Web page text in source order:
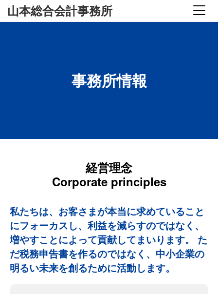
山本総合会計事務所
事務所情報
経営理念
Corporate principles
私たちは、お客さまが本当に求めていること
にフォーカスし、利益を減らすのではなく、
増やすことによって貢献してまいります。 た
だ税務申告書を作るのではなく、中小企業の
明るい未来を創るために活動します。